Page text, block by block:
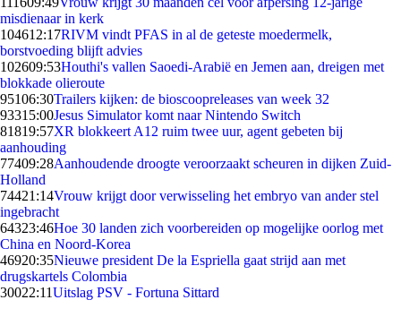
misdienaar in kerk
104612:17RIVM vindt PFAS in al de geteste moedermelk,
borstvoeding blijft advies
102609:53Houthi's vallen Saoedi-Arabië en Jemen aan, dreigen met
blokkade olieroute
95106:30Trailers kijken: de bioscoopreleases van week 32
93315:00Jesus Simulator komt naar Nintendo Switch
81819:57XR blokkeert A12 ruim twee uur, agent gebeten bij
aanhouding
77409:28Aanhoudende droogte veroorzaakt scheuren in dijken Zuid-
Holland
74421:14Vrouw krijgt door verwisseling het embryo van ander stel
ingebracht
64323:46Hoe 30 landen zich voorbereiden op mogelijke oorlog met
China en Noord-Korea
46920:35Nieuwe president De la Espriella gaat strijd aan met
drugskartels Colombia
30022:11Uitslag PSV - Fortuna Sittard